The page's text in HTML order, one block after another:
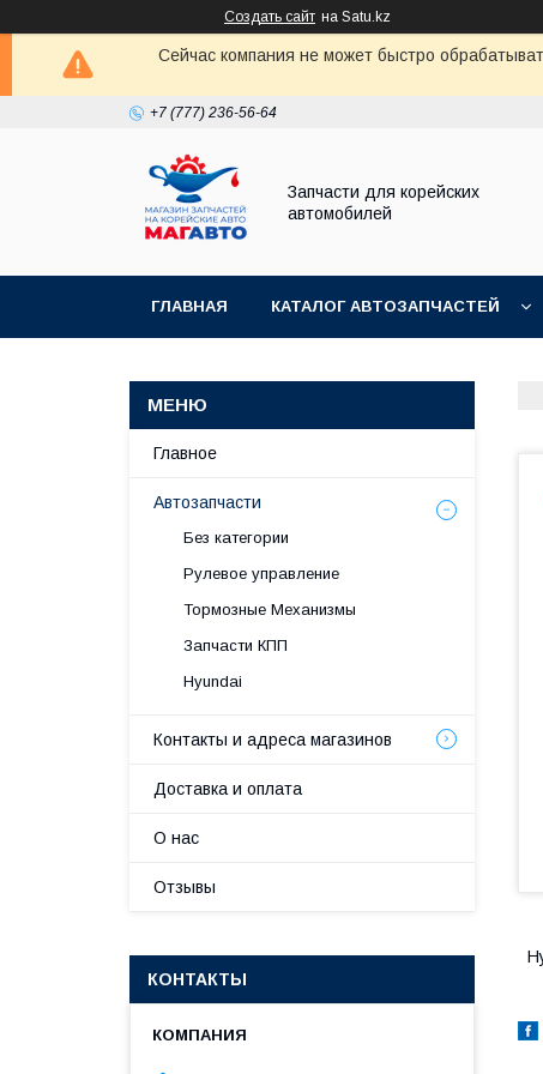
Создать сайт на Satu.kz
Сейчас компания не может быстро
+7 (777) 236-56-64
Запчасти для корейских
автомобилей
ГЛАВНАЯ КАТАЛОГ АВТОЗАПЧАСТЕЙ
Главное
Автозапчасти
Без категории
Рулевое управление
Тормозные Механизмы
Запчасти КПП
Hyundai
Контакты и адреса магазинов
Доставка и оплата
О нас
Отзывы
КОНТАКТЫ